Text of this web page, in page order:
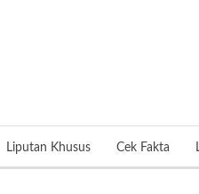
Liputan Khusus Cek Fakta